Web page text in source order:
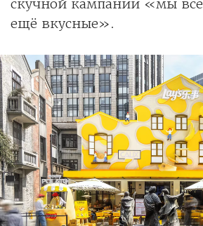
скучной кампании «мы всё
ещё вкусные».